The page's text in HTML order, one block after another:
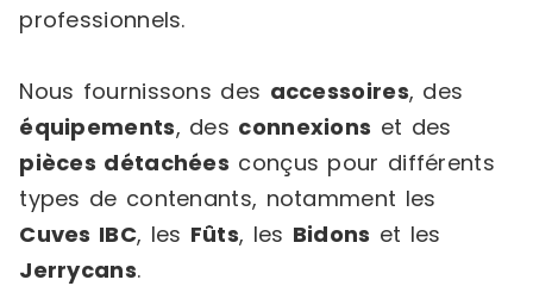
professionnels.
Nous fournissons des accessoires, des
équipements, des connexions et des
pièces détachées conçus pour différents
types de contenants, notamment les
Cuves IBC, les Fûts, les Bidons et les
Jerrycans.